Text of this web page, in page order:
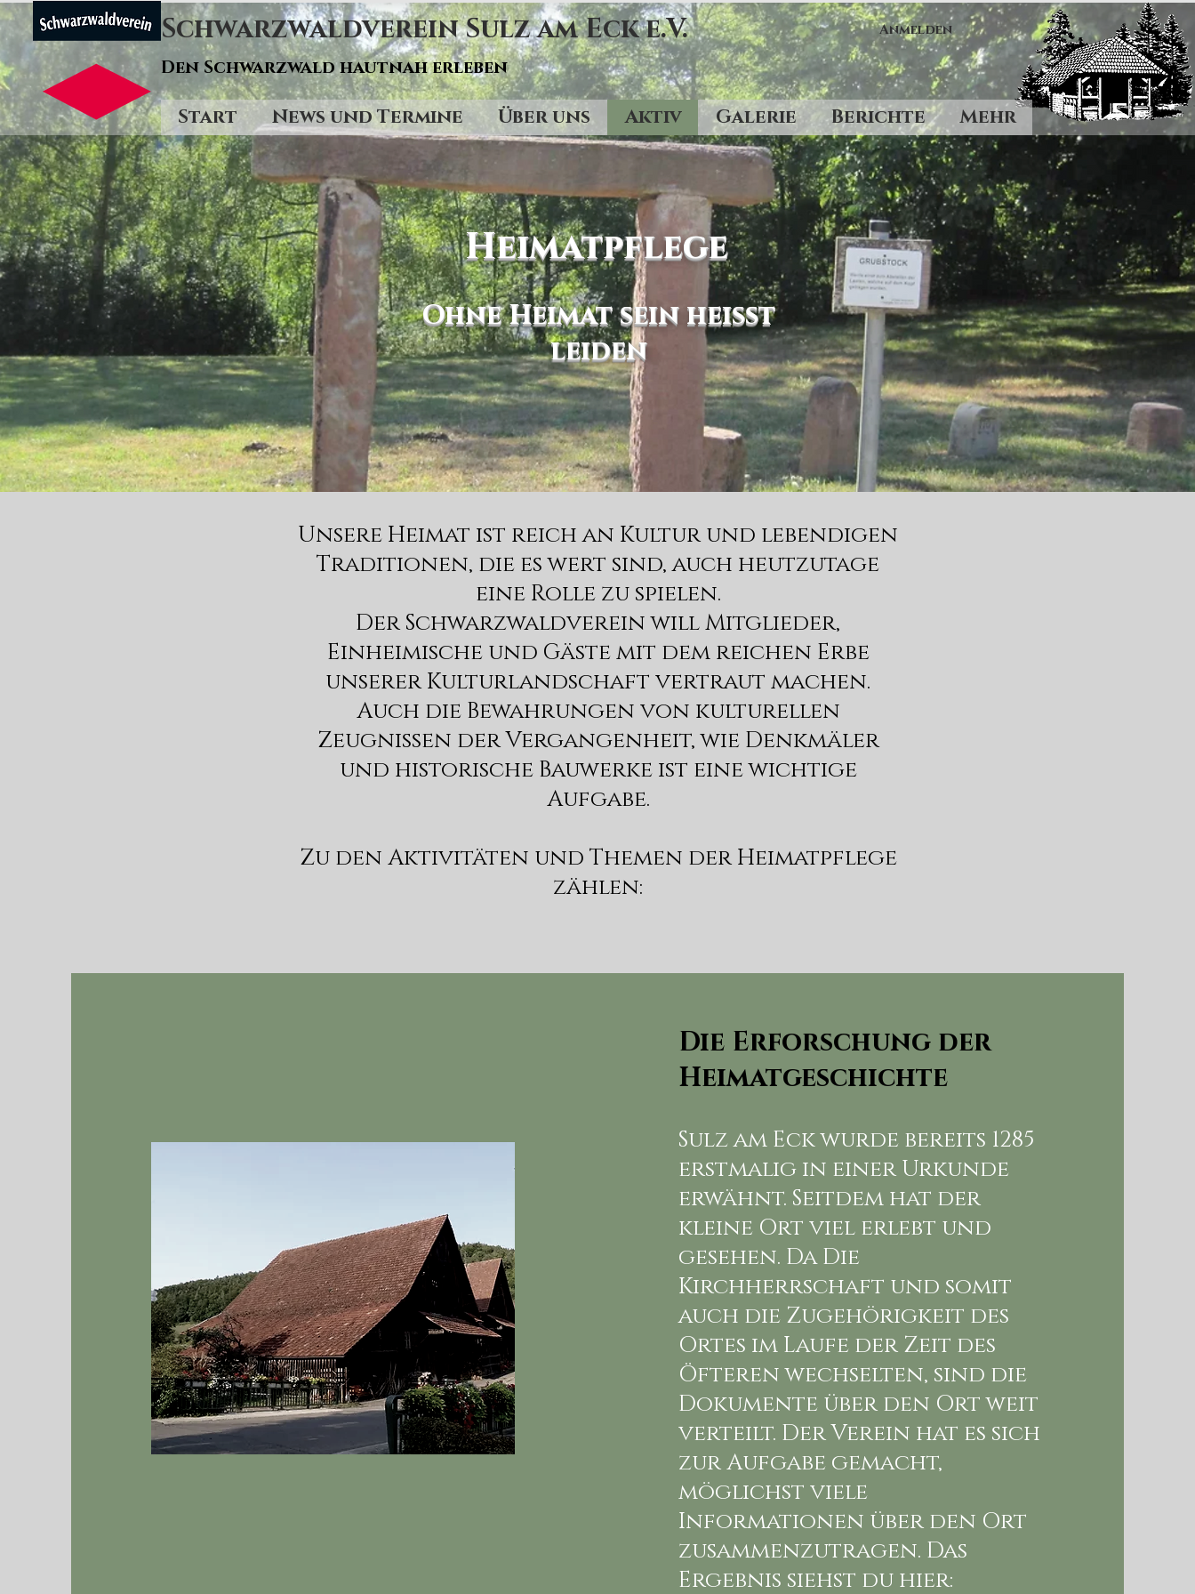
Schwarzwaldverein Sulz am Eck e.V.
Den Schwarzwald hautnah erleben
Anmelden
Start News und Termine Über uns Aktiv Galerie Berichte Mehr
Heimatpflege
Ohne Heimat sein heißt
leiden
Unsere Heimat ist reich an Kultur und lebendigen
Traditionen, die es wert sind, auch heutzutage
eine Rolle zu spielen.
Der Schwarzwaldverein will Mitglieder,
Einheimische und Gäste mit dem reichen Erbe
unserer Kulturlandschaft vertraut machen.
Auch die Bewahrungen von kulturellen
Zeugnissen der Vergangenheit, wie Denkmäler
und historische Bauwerke ist eine wichtige
Aufgabe.
Zu den Aktivitäten und Themen der Heimatpflege
zählen:
Die Erforschung der
Heimatgeschichte
Sulz am Eck wurde bereits 1285
erstmalig in einer Urkunde
erwähnt. Seitdem hat der
kleine Ort viel erlebt und
gesehen. Da Die
Kirchherrschaft und somit
auch die Zugehörigkeit des
Ortes im Laufe der Zeit des
Öfteren wechselten, sind die
Dokumente über den Ort weit
verteilt. Der Verein hat es sich
zur Aufgabe gemacht,
möglichst viele
Informationen über den Ort
zusammenzutragen. Das
Ergebnis siehst du hier: